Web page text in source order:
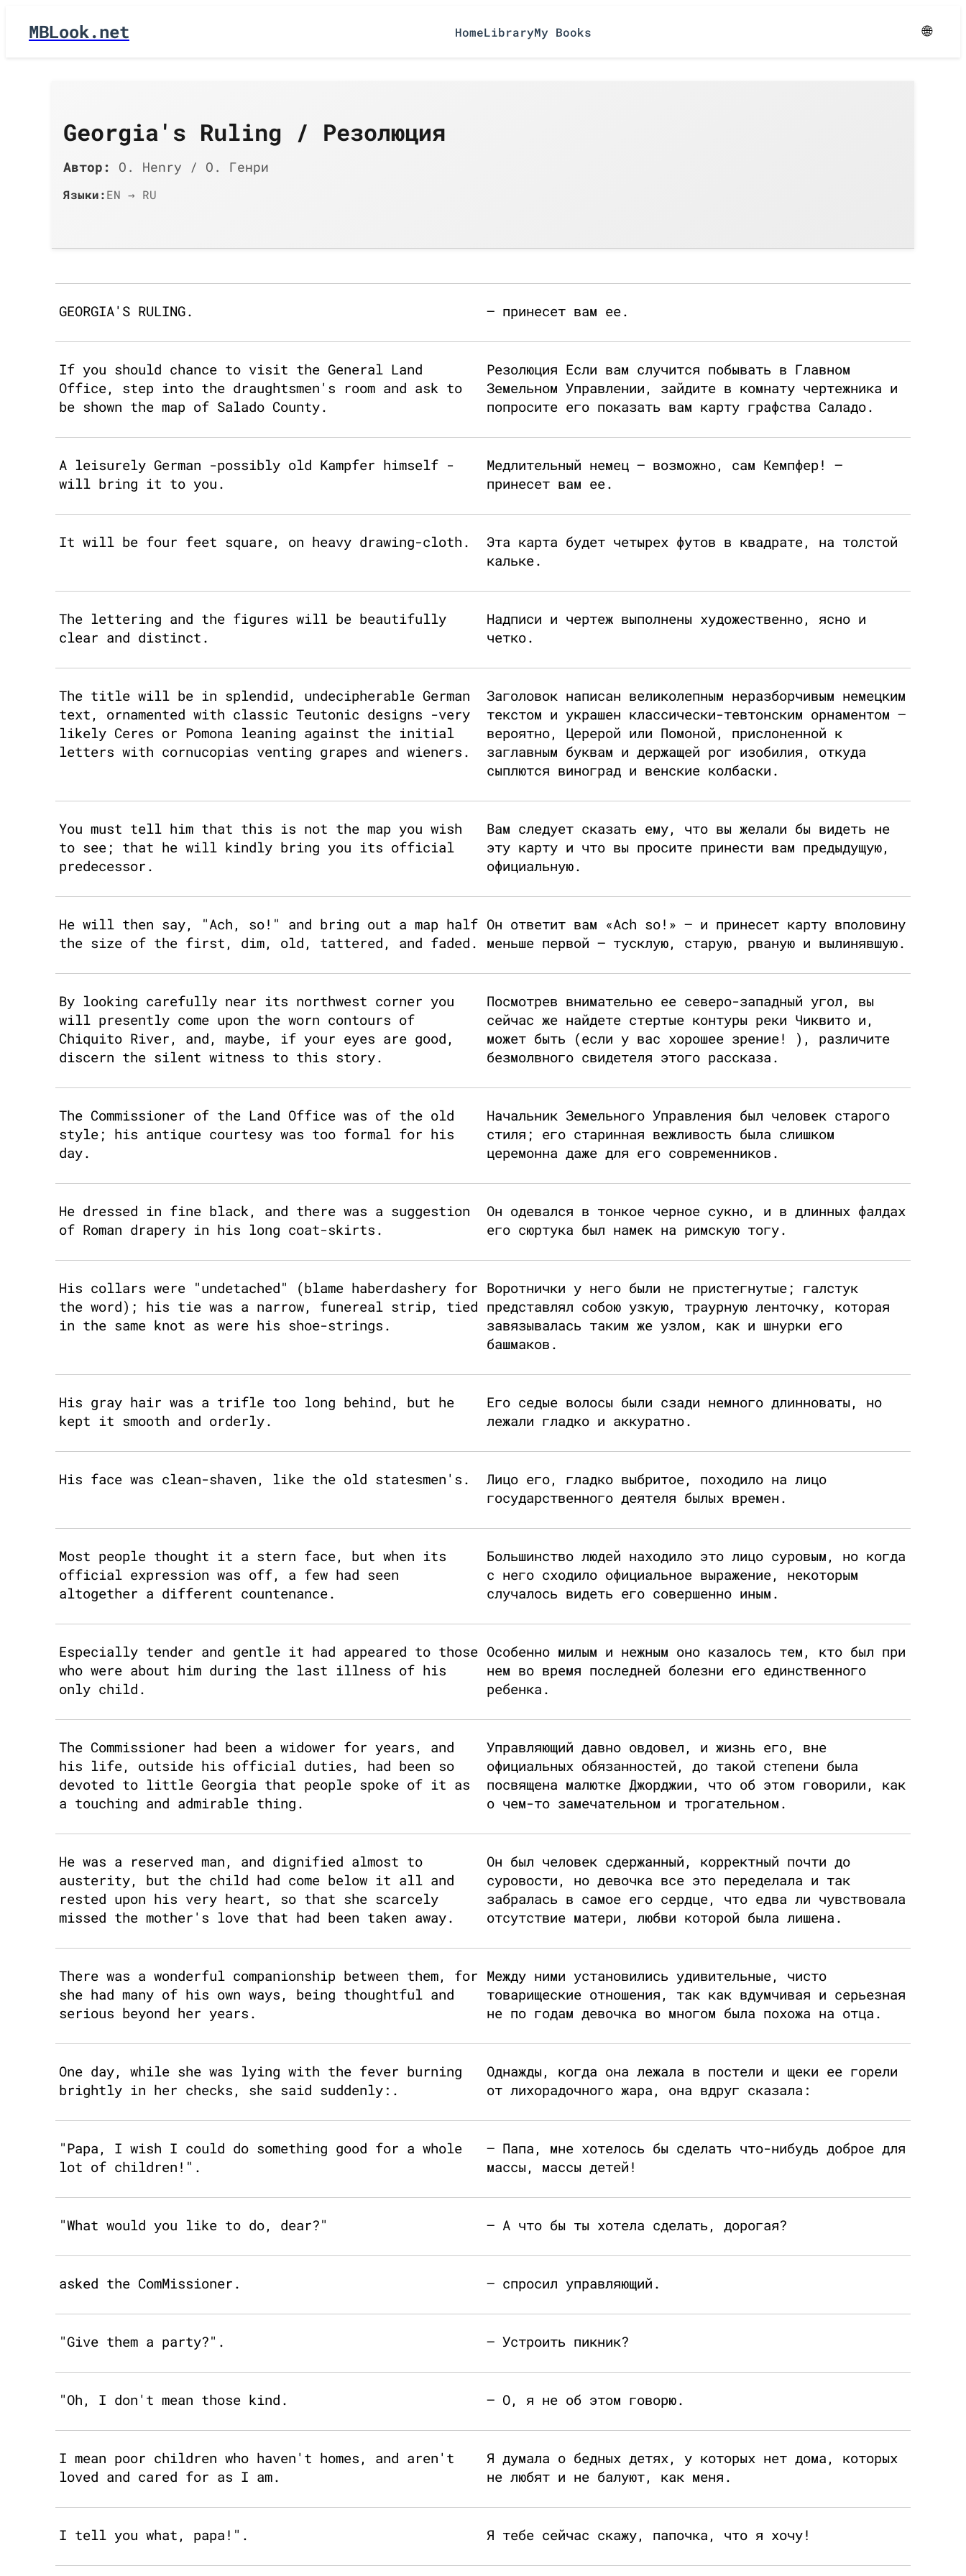
MBLook.net HomeLibraryMy Books 🌐
Georgia's Ruling / Резолюция
Автор: O. Henry / О. Генри
Языки:EN → RU
GEORGIA'S RULING. — принесет вам ее.
If you should chance to visit the General Land
Office, step into the draughtsmen's room and ask to
be shown the map of Salado County.
Резолюция Если вам случится побывать в Главном
Земельном Управлении, зайдите в комнату чертежника и
попросите его показать вам карту графства Саладо.
A leisurely German -possibly old Kampfer himself -
will bring it to you.
Медлительный немец — возможно, сам Кемпфер! —
принесет вам ее.
It will be four feet square, on heavy drawing-cloth.
Эта карта будет четырех футов в квадрате, на толстой
кальке.
The lettering and the figures will be beautifully
clear and distinct.
Надписи и чертеж выполнены художественно, ясно и
четко.
The title will be in splendid, undecipherable German
text, ornamented with classic Teutonic designs -very
likely Ceres or Pomona leaning against the initial
letters with cornucopias venting grapes and wieners.
Заголовок написан великолепным неразборчивым немецким
текстом и украшен классически-тевтонским орнаментом —
вероятно, Церерой или Помоной, прислоненной к
заглавным буквам и держащей рог изобилия, откуда
сыплются виноград и венские колбаски.
You must tell him that this is not the map you wish
to see; that he will kindly bring you its official
predecessor.
Вам следует сказать ему, что вы желали бы видеть не
эту карту и что вы просите принести вам предыдущую,
официальную.
He will then say, "Ach, so!" and bring out a map half
the size of the first, dim, old, tattered, and faded.
Он ответит вам «Ach so!» — и принесет карту вполовину
меньше первой — тусклую, старую, рваную и вылинявшую.
By looking carefully near its northwest corner you
will presently come upon the worn contours of
Chiquito River, and, maybe, if your eyes are good,
discern the silent witness to this story.
Посмотрев внимательно ее северо-западный угол, вы
сейчас же найдете стертые контуры реки Чиквито и,
может быть (если у вас хорошее зрение! ), различите
безмолвного свидетеля этого рассказа.
The Commissioner of the Land Office was of the old
style; his antique courtesy was too formal for his
day.
Начальник Земельного Управления был человек старого
стиля; его старинная вежливость была слишком
церемонна даже для его современников.
He dressed in fine black, and there was a suggestion
of Roman drapery in his long coat-skirts.
Он одевался в тонкое черное сукно, и в длинных фалдах
его сюртука был намек на римскую тогу.
His collars were "undetached" (blame haberdashery for
the word); his tie was a narrow, funereal strip, tied
in the same knot as were his shoe-strings.
Воротнички у него были не пристегнутые; галстук
представлял собою узкую, траурную ленточку, которая
завязывалась таким же узлом, как и шнурки его
башмаков.
His gray hair was a trifle too long behind, but he
kept it smooth and orderly.
Его седые волосы были сзади немного длинноваты, но
лежали гладко и аккуратно.
His face was clean-shaven, like the old statesmen's.
Лицо его, гладко выбритое, походило на лицо
государственного деятеля былых времен.
Most people thought it a stern face, but when its
official expression was off, a few had seen
altogether a different countenance.
Большинство людей находило это лицо суровым, но когда
с него сходило официальное выражение, некоторым
случалось видеть его совершенно иным.
Especially tender and gentle it had appeared to those
who were about him during the last illness of his
only child.
Особенно милым и нежным оно казалось тем, кто был при
нем во время последней болезни его единственного
ребенка.
The Commissioner had been a widower for years, and
his life, outside his official duties, had been so
devoted to little Georgia that people spoke of it as
a touching and admirable thing.
Управляющий давно овдовел, и жизнь его, вне
официальных обязанностей, до такой степени была
посвящена малютке Джорджии, что об этом говорили, как
о чем-то замечательном и трогательном.
He was a reserved man, and dignified almost to
austerity, but the child had come below it all and
rested upon his very heart, so that she scarcely
missed the mother's love that had been taken away.
Он был человек сдержанный, корректный почти до
суровости, но девочка все это переделала и так
забралась в самое его сердце, что едва ли чувствовала
отсутствие матери, любви которой была лишена.
There was a wonderful companionship between them, for
she had many of his own ways, being thoughtful and
serious beyond her years.
Между ними установились удивительные, чисто
товарищеские отношения, так как вдумчивая и серьезная
не по годам девочка во многом была похожа на отца.
One day, while she was lying with the fever burning
brightly in her checks, she said suddenly:.
Однажды, когда она лежала в постели и щеки ее горели
от лихорадочного жара, она вдруг сказала:
"Papa, I wish I could do something good for a whole
lot of children!".
— Папа, мне хотелось бы сделать что-нибудь доброе для
массы, массы детей!
"What would you like to do, dear?" — А что бы ты хотела сделать, дорогая?
asked the ComMissioner. — спросил управляющий.
"Give them a party?". — Устроить пикник?
"Oh, I don't mean those kind. — О, я не об этом говорю.
I mean poor children who haven't homes, and aren't
loved and cared for as I am.
Я думала о бедных детях, у которых нет дома, которых
не любят и не балуют, как меня.
I tell you what, papa!". Я тебе сейчас скажу, папочка, что я хочу!